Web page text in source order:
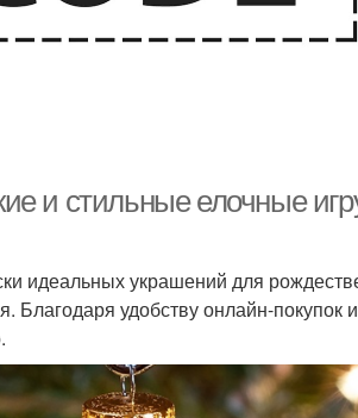
и стильные елочные
идеальных украшений для
Благодаря удобству онлайн-покупок